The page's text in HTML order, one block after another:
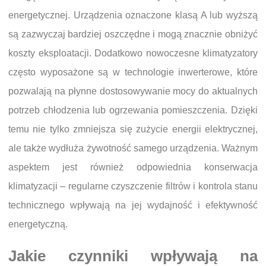
energetycznej. Urządzenia oznaczone klasą A lub wyższą
są zazwyczaj bardziej oszczędne i mogą znacznie obniżyć
koszty eksploatacji. Dodatkowo nowoczesne klimatyzatory
często wyposażone są w technologie inwerterowe, które
pozwalają na płynne dostosowywanie mocy do aktualnych
potrzeb chłodzenia lub ogrzewania pomieszczenia. Dzięki
temu nie tylko zmniejsza się zużycie energii elektrycznej,
ale także wydłuża żywotność samego urządzenia. Ważnym
aspektem jest również odpowiednia konserwacja
klimatyzacji – regularne czyszczenie filtrów i kontrola stanu
technicznego wpływają na jej wydajność i efektywność
energetyczną.
Jakie czynniki wpływają na